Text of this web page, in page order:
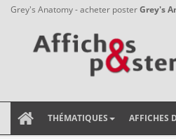
Grey's Anatomy - acheter posterGrey's
THÉMATIQUES AFFICHES